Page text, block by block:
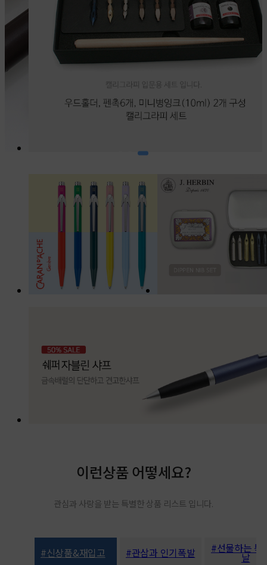
이런상품 어떻세요?
관심과 사랑을 받는 특별한 상품 리스트 입니다.
#신상품&재입고 #관삼과 인기폭발 #선물하는 특
날